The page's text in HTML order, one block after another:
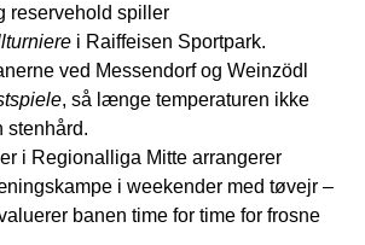
reservehold spiller
i Raiffeisen Sportpark.
ved Messendorf og Weinzödl
, så længe temperaturen ikke
stenhård.
i Regionalliga Mitte arrangerer
i weekender med tøvejr –
banen time for time for frosne